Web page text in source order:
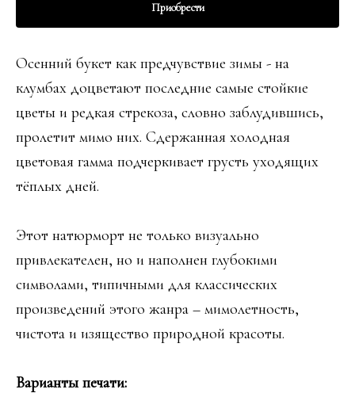
Приобрести
Осенний букет как предчувствие зимы - на
клумбах доцветают последние самые стойкие
цветы и редкая стрекоза, словно заблудившись,
пролетит мимо них. Сдержанная холодная
цветовая гамма подчеркивает грусть уходящих
тёплых дней.
Этот натюрморт не только визуально
привлекателен, но и наполнен глубокими
символами, типичными для классических
произведений этого жанра – мимолетность,
чистота и изящество природной красоты.
Варианты печати: